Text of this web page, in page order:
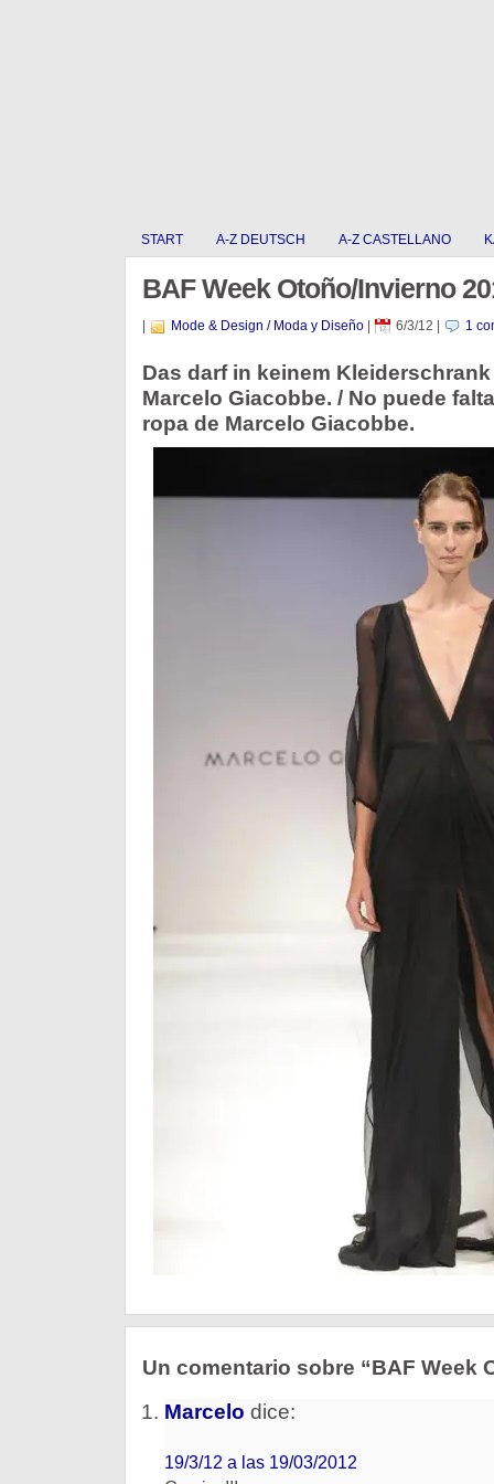
START A-Z DEUTSCH A-Z CASTELLANO
BAF Week Otoño/Invierno
Mode & Design / Moda y Diseño| 6/3/12 1
Das darf in keinem
Marcelo Giacobbe. / No puede
ropa de Marcelo Giacobbe.
Un comentario sobre “BAF Week
Marcelo dice:
19/3/12 a las 19/03/2012